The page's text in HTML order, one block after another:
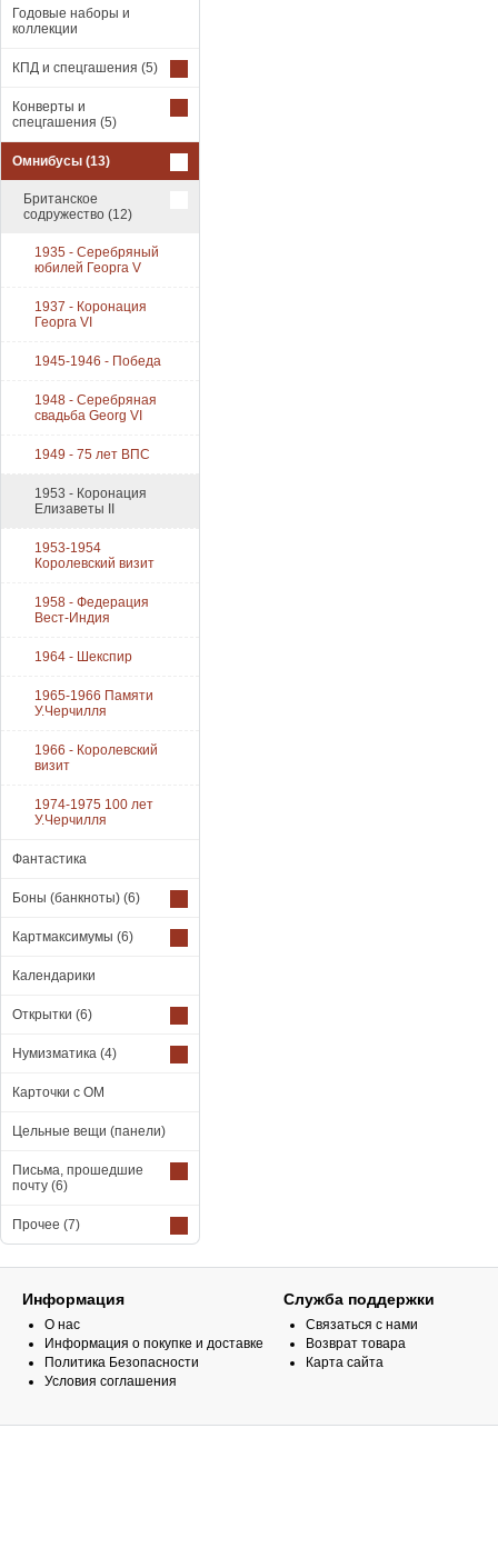
Годовые наборы и
коллекции
КПД и спецгашения (5)
Конверты и
спецгашения (5)
Омнибусы (13)
Британское
содружество (12)
1935 - Серебряный
юбилей Георга V
1937 - Коронация
Георга VI
1945-1946 - Победа
1948 - Серебряная
свадьба Georg VI
1949 - 75 лет ВПС
1953 - Коронация
Елизаветы II
1953-1954
Королевский визит
1958 - Федерация
Вест-Индия
1964 - Шекспир
1965-1966 Памяти
У.Черчилля
1966 - Королевский
визит
1974-1975 100 лет
У.Черчилля
Фантастика
Боны (банкноты) (6)
Картмаксимумы (6)
Календарики
Открытки (6)
Нумизматика (4)
Карточки с ОМ
Цельные вещи (панели)
Письма, прошедшие
почту (6)
Прочее (7)
Информация
О нас
Информация о покупке и доставке
Политика Безопасности
Условия соглашения
Служба поддержки
Связаться с нами
Возврат товара
Карта сайта